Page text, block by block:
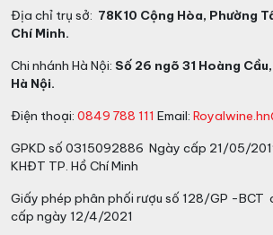
Địa chỉ trụ sở: 78K10 Cộng Hòa, Phường
Chí Minh.
Chi nhánh Hà Nội: Số 26 ngõ 31 Hoàng
Hà Nội.
Điện thoại: 0849 788 111 Email:
GPKD số 0315092886 Ngày cấp 21/05/
KHĐT TP. Hồ Chí Minh
Giấy phép phân phối rượu số 128/GP -BCT
cấp ngày 12/4/2021